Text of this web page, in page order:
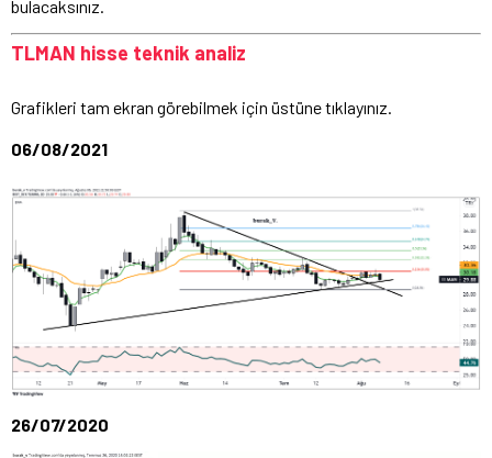
bulacaksınız.
TLMAN hisse teknik analiz
Grafikleri tam ekran görebilmek için üstüne tıklayınız.
06/08/2021
26/07/2020